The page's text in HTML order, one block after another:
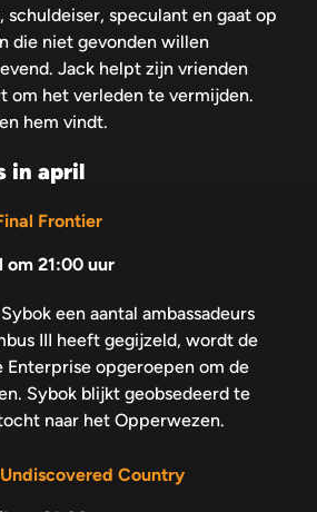
schuldeiser, speculant en gaat op
die niet gevonden willen
Jack helpt zijn vrienden
om het verleden te vermijden.
hem vindt.
in april
Frontier
21:00 uur
een aantal ambassadeurs
III heeft gegijzeld, wordt de
Enterprise opgeroepen om de
Sybok blijkt geobsedeerd te
naar het Opperwezen.
Country